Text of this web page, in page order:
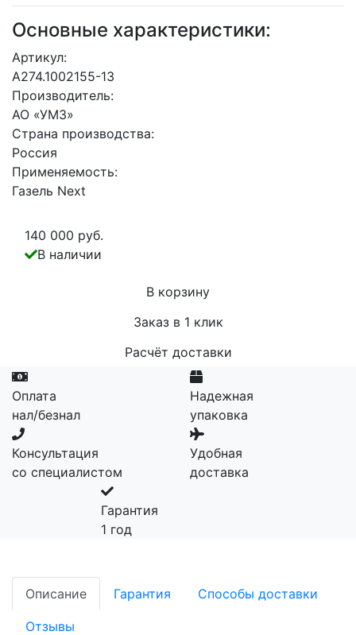
Основные характеристики:
Артикул:
А274.1002155-13
Производитель:
АО «УМЗ»
Страна производства:
Россия
Применяемость:
Газель Next
140 000 руб.
В наличии
В корзину
Заказ в 1 клик
Расчёт доставки
Оплата
нал/безнал
Надежная
упаковка
Консультация
со специалистом
Удобная
доставка
Гарантия
1 год
Описание Гарантия Способы доставки
Отзывы